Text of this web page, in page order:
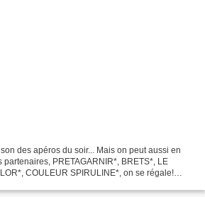
des apéros du soir... Mais on peut aussi en
partenaires, PRETAGARNIR*, BRETS*, LE
COULEUR SPIRULINE*, on se régale!